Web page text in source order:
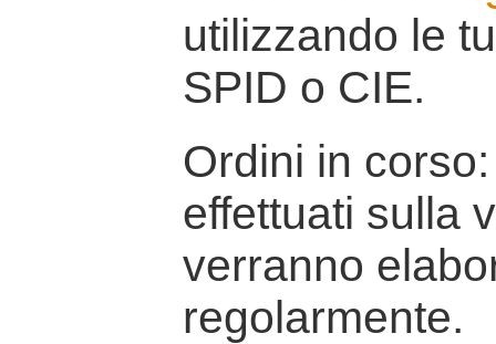
utilizzando le
SPID o CIE.
Ordini in
effettuati sulla
verranno
regolarmente.